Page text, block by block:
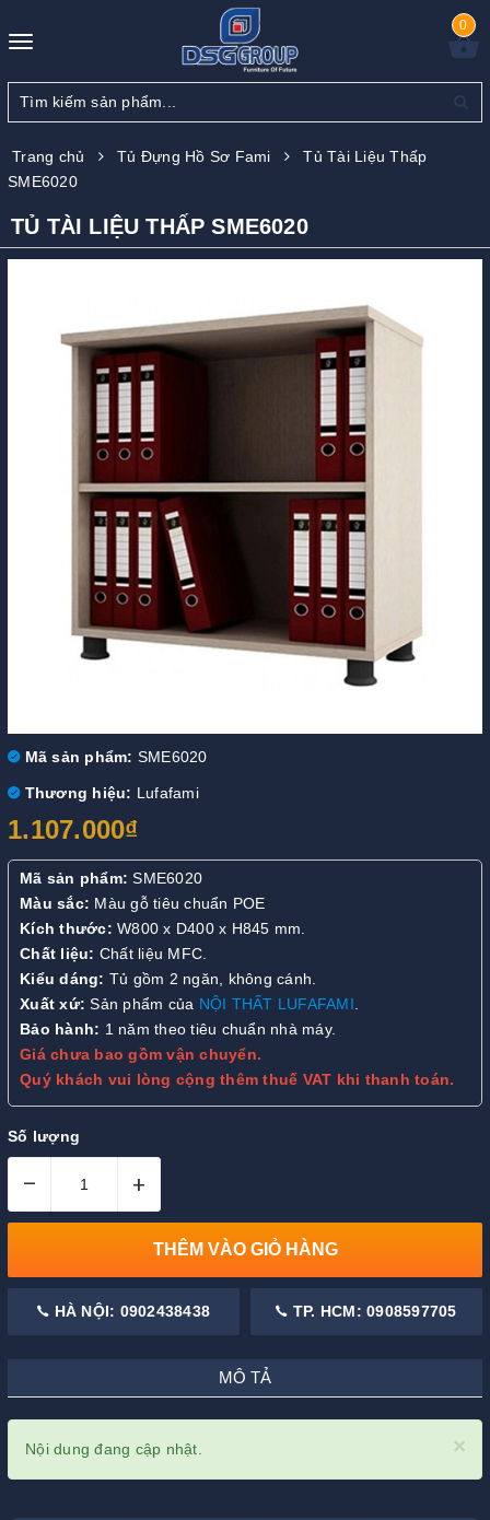
Toggle
0
Trang chủ Tủ Đựng Hồ Sơ Fami
Tủ Tài Liệu Thấp
SME6020
TỦ TÀI LIỆU THẤP SME6020
Mã sản phẩm: SME6020
Thương hiệu: Lufafami
1.107.000₫
Mã sản phẩm: SME6020
Màu sắc: Màu gỗ tiêu chuẩn POE
Kích thước: W800 x D400 x H845 mm.
Chất liệu: Chất liệu MFC.
Kiểu dáng: Tủ gồm 2 ngăn, không cánh.
Xuất xứ: Sản phẩm của NỘI THẤT LUFAFAMI.
Bảo hành: 1 năm theo tiêu chuẩn nhà máy.
Giá chưa bao gồm vận chuyển.
Quý khách vui lòng cộng thêm thuế VAT khi thanh toán.
Số lượng
– +
THÊM VÀO GIỎ HÀNG
HÀ NỘI: 0902438438 TP. HCM: 0908597705
MÔ TẢ
×
Nội dung đang cập nhật.